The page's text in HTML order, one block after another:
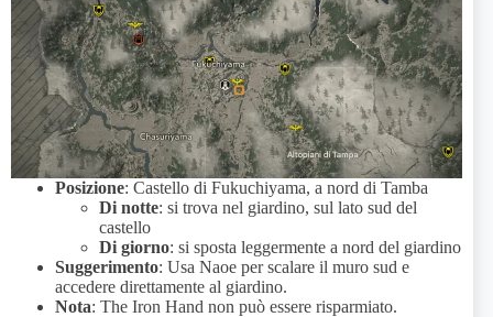
Posizione: Castello di Fukuchiyama, a nord di Tamba
Di notte: si trova nel giardino, sul lato sud del
castello
Di giorno: si sposta leggermente a nord del giardino
Suggerimento: Usa Naoe per scalare il muro sud e
accedere direttamente al giardino.
Nota: The Iron Hand non può essere risparmiato.